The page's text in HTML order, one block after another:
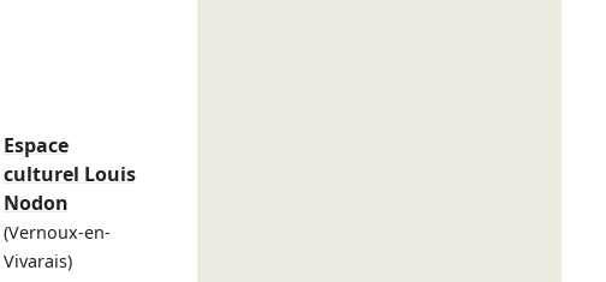
Espace
culturel Louis
Nodon
(Vernoux-en-
Vivarais)